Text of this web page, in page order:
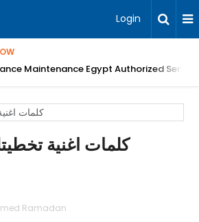
Login
X-Ray, Best Dental ...
Maintenance Egypt Authorized
كلمات اغنية
Ramadan